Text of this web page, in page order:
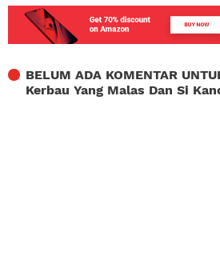
BELUM ADA KOMENTAR
Kerbau Yang Malas Dan Si